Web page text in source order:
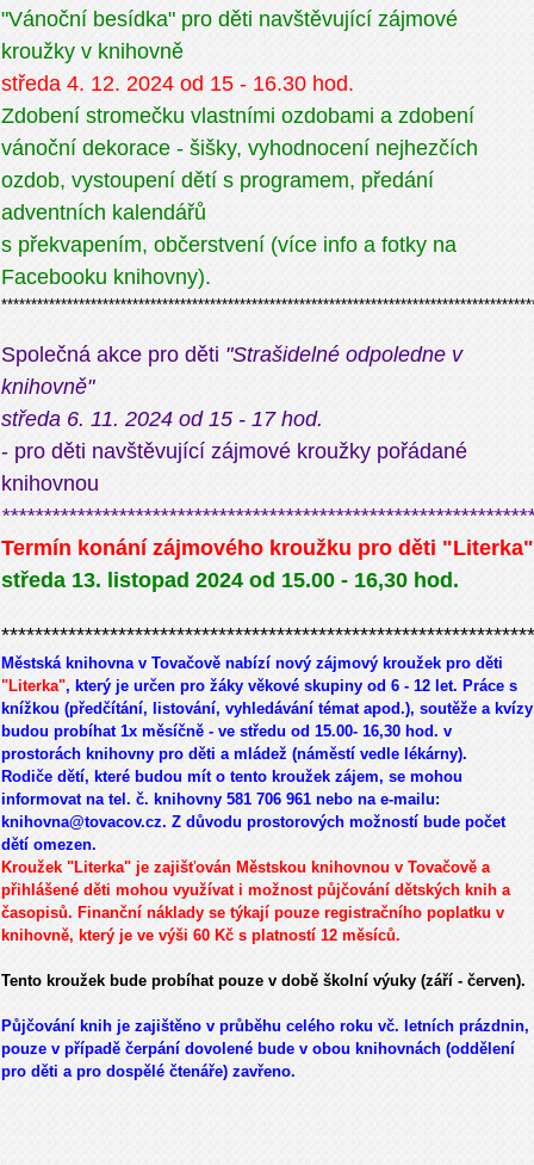
"Vánoční besídka" pro děti navštěvující zájmové
kroužky v knihovně
středa 4. 12. 2024 od 15 - 16.30 hod.
Zdobení stromečku vlastními ozdobami a zdobení
vánoční dekorace - šišky, vyhodnocení nejhezčích
ozdob, vystoupení dětí s programem, předání
adventních kalendářů
s překvapením, občerstvení (více info a fotky na
Facebooku knihovny).
Společná akce pro děti "Strašidelné odpoledne v
knihovně"
středa 6. 11. 2024 od 15 - 17 hod.
- pro děti navštěvující zájmové kroužky pořádané
knihovnou
Termín konání zájmového kroužku pro děti "Literka"
středa 13. listopad 2024 od 15.00 - 16,30 hod.
Městská knihovna v Tovačově nabízí nový zájmový kroužek pro děti
"Literka", který je určen pro žáky věkové skupiny od 6 - 12 let. Práce s
knížkou (předčítání, listování, vyhledávání témat apod.), soutěže a kvízy
budou probíhat 1x měsíčně - ve středu od 15.00- 16,30 hod. v
prostorách knihovny pro děti a mládež (náměstí vedle lékárny).
Rodiče dětí, které budou mít o tento kroužek zájem, se mohou
informovat na tel. č. knihovny 581 706 961 nebo na e-mailu:
knihovna@tovacov.cz. Z důvodu prostorových možností bude počet
dětí omezen.
Kroužek "Literka" je zajišťován Městskou knihovnou v Tovačově a
přihlášené děti mohou využívat i možnost půjčování dětských knih a
časopisů. Finanční náklady se týkají pouze registračního poplatku v
knihovně, který je ve výši 60 Kč s platností 12 měsíců.
Tento kroužek bude probíhat pouze v době školní výuky (září - červen).
Půjčování knih je zajištěno v průběhu celého roku vč. letních prázdnin,
pouze v případě čerpání dovolené bude v obou knihovnách (oddělení
pro děti a pro dospělé čtenáře) zavřeno.